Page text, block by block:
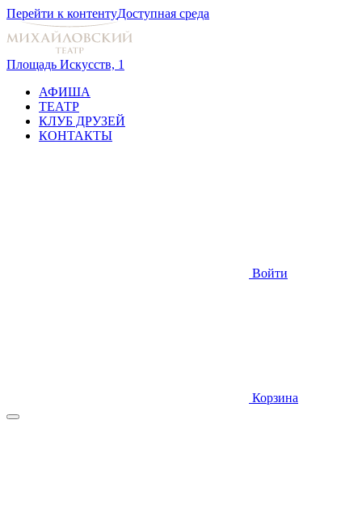
Перейти к контентуДоступная среда
Площадь Искусств, 1
АФИША
ТЕАТР
КЛУБ ДРУЗЕЙ
КОНТАКТЫ
Войти
Корзина